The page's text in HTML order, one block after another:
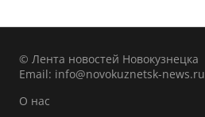
© Лента новостей Новокузнецка
Email: info@novokuznetsk-news.ru
О нас